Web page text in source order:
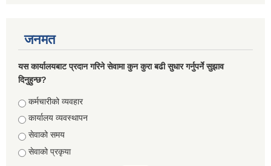
जनमत
यस कार्यालयबाट प्रदान गरिने सेवामा कुन कुरा बढी सुधार गर्नुपर्ने सुझाव
दिनुहुन्छ?
Choices
कर्मचारीको व्यवहार
कार्यालय व्यवस्थापन
सेवाको समय
सेवाको प्रकृया